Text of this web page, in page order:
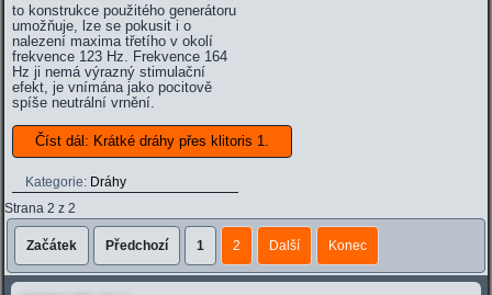
to konstrukce použitého generátoru
umožňuje, lze se pokusit i o
nalezení maxima třetího v okolí
frekvence 123 Hz. Frekvence 164
Hz ji nemá výrazný stimulační
efekt, je vnímána jako pocitově
spíše neutrální vrnění.
Číst dál: Krátké dráhy přes klitoris 1.
Kategorie: Dráhy
Strana 2 z 2
Začátek Předchozí 1 2 Další Konec